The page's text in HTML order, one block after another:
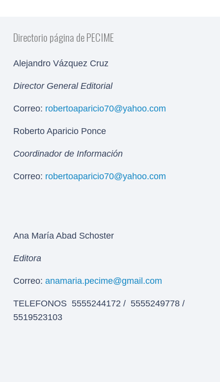
Directorio página de PECIME
Alejandro Vázquez Cruz
Director General Editorial
Correo: robertoaparicio70@yahoo.com
Roberto Aparicio Ponce
Coordinador de Información
Correo: robertoaparicio70@yahoo.com
Ana María Abad Schoster
Editora
Correo: anamaria.pecime@gmail.com
TELEFONOS 5555244172 / 5555249778 /
5519523103